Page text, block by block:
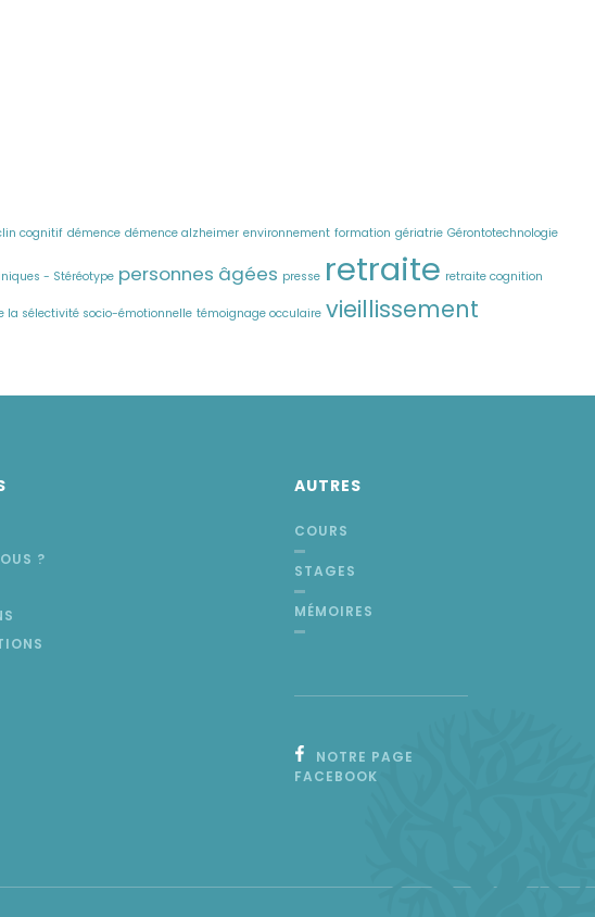
cognitif démence démence alzheimer environnement formation gériatrie Gérontotechnologie
- Stéréotype personnes âgées presse retraite retraite cognition
la sélectivité socio-émotionnelle témoignage occulaire vieillissement
?
AUTRES
COURS
STAGES
MÉMOIRES
NOTRE PAGE
FACEBOOK